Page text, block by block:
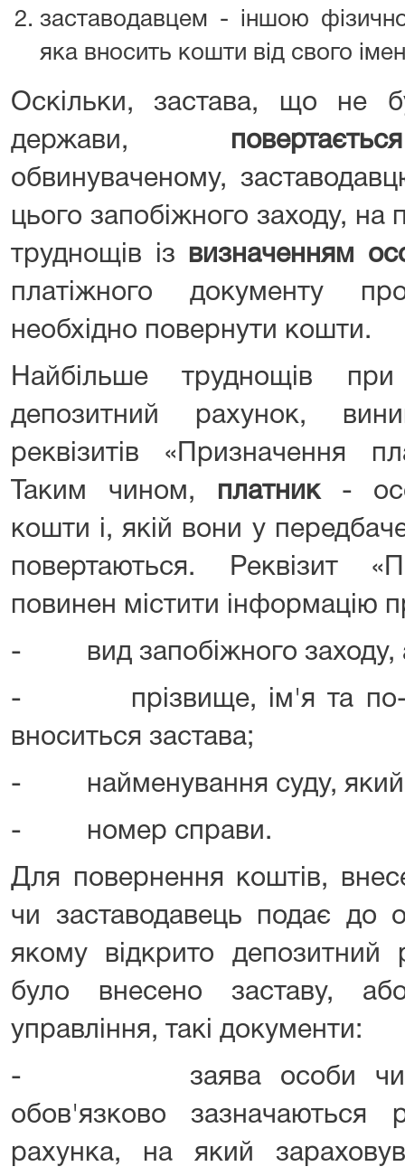
заставодавцем - іншою
яка вносить кошти від свого
Оскільки, застава, що не
держави,
обвинуваченому,
цього запобіжного заходу, на
труднощів із
визначенням
платіжного документу
необхідно повернути кошти.
Найбільше труднощів
депозитний рахунок,
реквізитів «Призначення
Таким чином,
платник-
кошти і, якій вони у
повертаються. Реквізит
повинен містити інформацію
- вид запобіжного заходу, а
- прізвище, ім'я та по-
вноситься застава;
- найменування суду, який
- номер справи.
Для повернення коштів,
чи заставодавець подає до
якому відкрито
було внесено заставу,
управління, такі документи:
- заява особи чи
обов'язково зазначаються
рахунка, на який